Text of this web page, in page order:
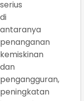
serius
di
antaranya
penanganan
kemiskinan
dan
pengangguran,
peningkatan